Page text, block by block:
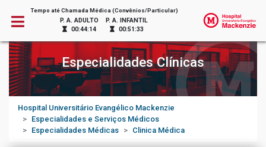
Tempo até Chamada Médica (Convênios/Particular)
P. A. ADULTO
00:44:14
P. A. INFANTIL
00:51:33
Especialidades Clínicas
Hospital Universitário Evangélico Mackenzie
Especialidades e Serviços Médicos
Especialidades Médicas
Clinica Médica